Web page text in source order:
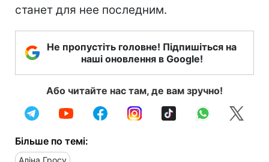
станет для нее последним.
Не пропустіть головне! Підпишіться на
наші оновлення в Google!
Або читайте нас там, де вам зручно!
Більше по темі:
Аліна Гросу